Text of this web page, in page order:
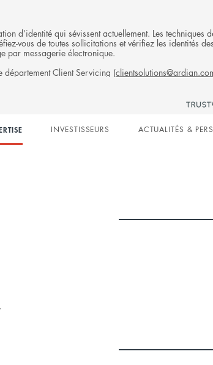
d’identité qui sévissent actuellement. Les techniques
vous de toutes sollicitations et vérifiez les identités
par messagerie électronique.
département Client Servicing (
INVESTISSEURS ACTUALITÉS &